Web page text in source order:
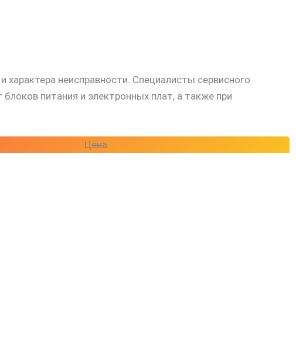
неисправности. Специалисты сервисного
питания и электронных плат, а также при
Цена